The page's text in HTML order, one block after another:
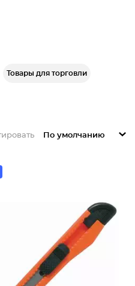
Товары для торговли
По умолчанию